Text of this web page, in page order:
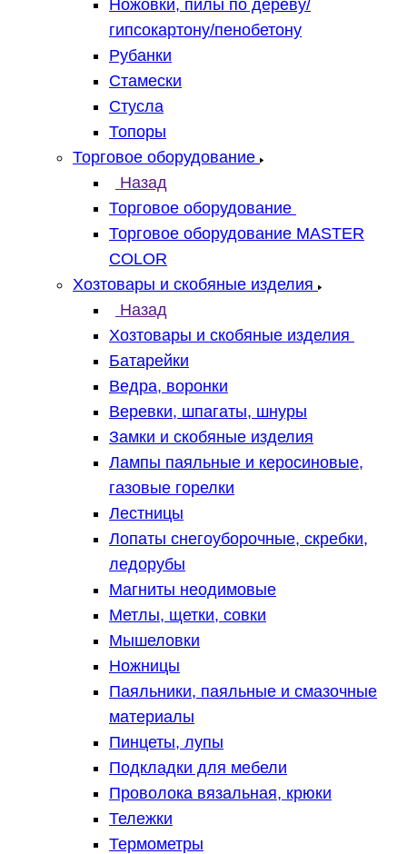
Ножовки, пилы по дереву/
гипсокартону/пенобетону
Рубанки
Стамески
Стусла
Топоры
Торговое оборудование
Назад
Торговое оборудование
Торговое оборудование MASTER
COLOR
Хозтовары и скобяные изделия
Назад
Хозтовары и скобяные изделия
Батарейки
Ведра, воронки
Веревки, шпагаты, шнуры
Замки и скобяные изделия
Лампы паяльные и керосиновые,
газовые горелки
Лестницы
Лопаты снегоуборочные, скребки,
ледорубы
Магниты неодимовые
Метлы, щетки, совки
Мышеловки
Ножницы
Паяльники, паяльные и смазочные
материалы
Пинцеты, лупы
Подкладки для мебели
Проволока вязальная, крюки
Тележки
Термометры